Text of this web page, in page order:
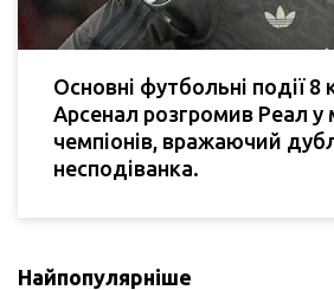
Основні футбольні події 8
Арсенал розгромив Реал у
чемпіонів, вражаючий
несподіванка.
Найпопулярніше